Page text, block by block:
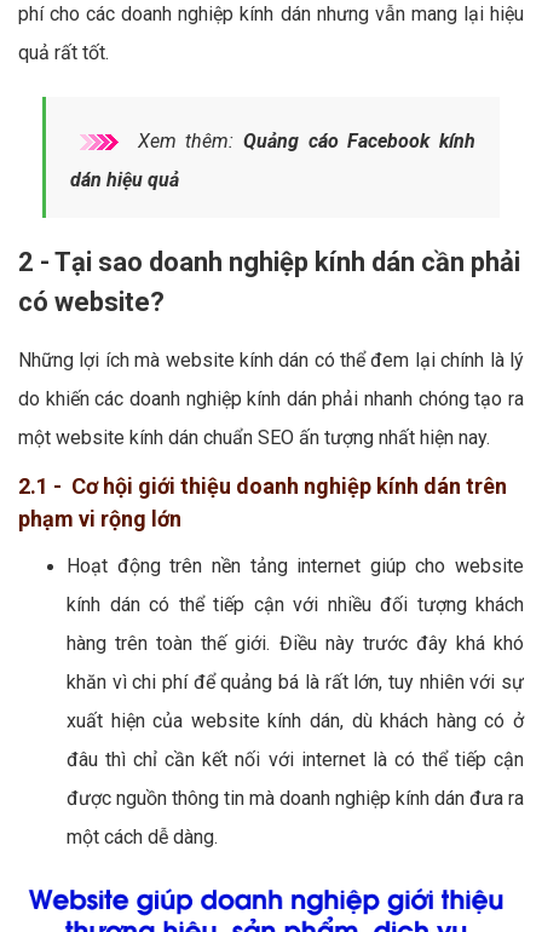
phí cho các doanh nghiệp kính dán nhưng vẫn mang lại hiệu
quả rất tốt.
Xem thêm: Quảng cáo Facebook kính
dán hiệu quả
2 - Tại sao doanh nghiệp kính dán cần phải
có website?
Những lợi ích mà website kính dán có thể đem lại chính là lý
do khiến các doanh nghiệp kính dán phải nhanh chóng tạo ra
một website kính dán chuẩn SEO ấn tượng nhất hiện nay.
2.1 - Cơ hội giới thiệu doanh nghiệp kính dán trên
phạm vi rộng lớn
Hoạt động trên nền tảng internet giúp cho website
kính dán có thể tiếp cận với nhiều đối tượng khách
hàng trên toàn thế giới. Điều này trước đây khá khó
khăn vì chi phí để quảng bá là rất lớn, tuy nhiên với sự
xuất hiện của website kính dán, dù khách hàng có ở
đâu thì chỉ cần kết nối với internet là có thể tiếp cận
được nguồn thông tin mà doanh nghiệp kính dán đưa ra
một cách dễ dàng.